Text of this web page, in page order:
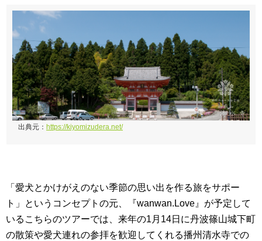
出典元： https://kiyomizudera.net/
「愛犬とかけがえのない季節の思い出を作る旅をサポー
ト」というコンセプトの元、『wanwan.Love』が予定して
いるこちらのツアーでは、来年の1月14日に丹波篠山城下町
の散策や愛犬連れの参拝を歓迎してくれる播州清水寺での